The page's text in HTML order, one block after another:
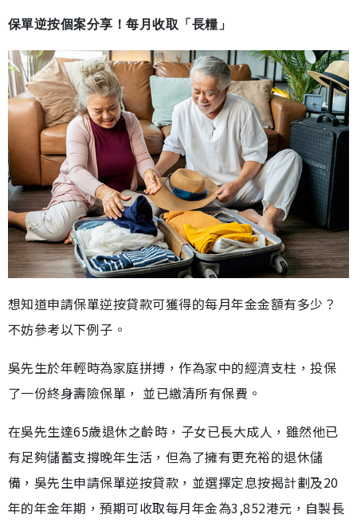
保單逆按個案分享！每月收取「長糧」
想知道申請保單逆按貸款可獲得的每月年金金額有多少？
不妨參考以下例子。
吳先生於年輕時為家庭拼搏，作為家中的經濟支柱，投保
了一份終身壽險保單， 並已繳清所有保費。
在吳先生達65歲退休之齡時，子女已長大成人，雖然他已
有足夠儲蓄支撐晚年生活，但為了擁有更充裕的退休儲
備，吳先生申請保單逆按貸款，並選擇定息按揭計劃及20
年的年金年期，預期可收取每月年金為3,852港元，自製長